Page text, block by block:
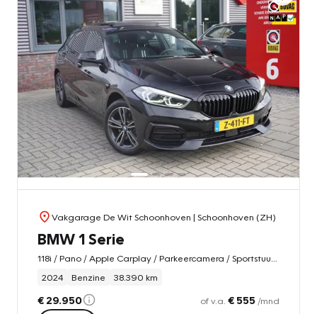
Vakgarage De Wit Schoonhoven | Schoonhoven (ZH)
BMW 1 Serie
2024
Benzine 38.390 km
€ 29.950 of v.a. € 555 /mnd